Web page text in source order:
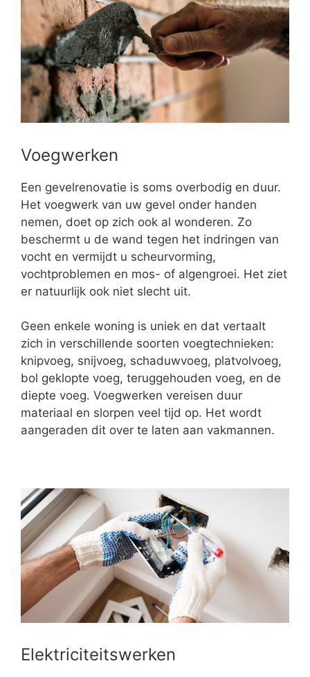
Voegwerken
Een gevelrenovatie is soms overbodig en duur.
Het voegwerk van uw gevel onder handen
nemen, doet op zich ook al wonderen. Zo
beschermt u de wand tegen het indringen van
vocht en vermijdt u scheurvorming,
vochtproblemen en mos- of algengroei. Het ziet
er natuurlijk ook niet slecht uit.
Geen enkele woning is uniek en dat vertaalt
zich in verschillende soorten voegtechnieken:
knipvoeg, snijvoeg, schaduwvoeg, platvolvoeg,
bol geklopte voeg, teruggehouden voeg, en de
diepte voeg. Voegwerken vereisen duur
materiaal en slorpen veel tijd op. Het wordt
aangeraden dit over te laten aan vakmannen.
Elektriciteitswerken